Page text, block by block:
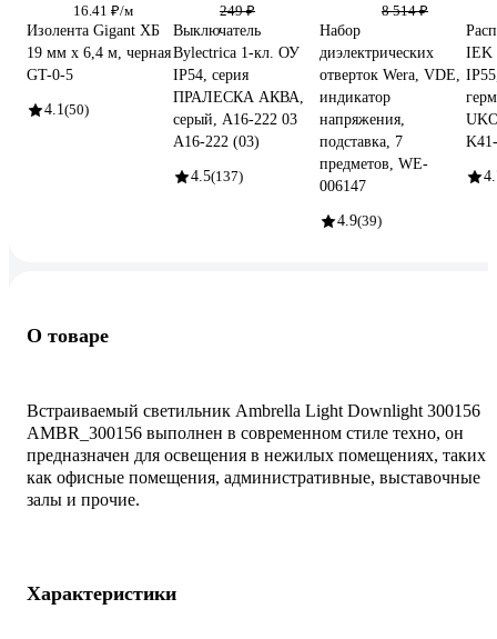
16.41 ₽/м
Изолента Gigant ХБ
19 мм х 6,4 м, черная
GT-0-5
4.1 (50)
249 ₽
Выключатель
Bylectrica 1-кл. ОУ
IP54, серия
ПРАЛЕСКА АКВА,
серый, А16-222 03
А16-222 (03)
4.5(137)
8 514 ₽
Набор
диэлектрических
отверток Wera, VDE,
индикатор
напряжения,
подставка, 7
предметов, WE-
006147
4.9(39)
IEK
О товаре
Встраиваемый светильник Ambrella Light Downlight 300156
AMBR_300156 выполнен в современном стиле техно, он
предназначен для освещения в нежилых помещениях, таких
как офисные помещения, административные, выставочные
залы и прочие.
Характеристики